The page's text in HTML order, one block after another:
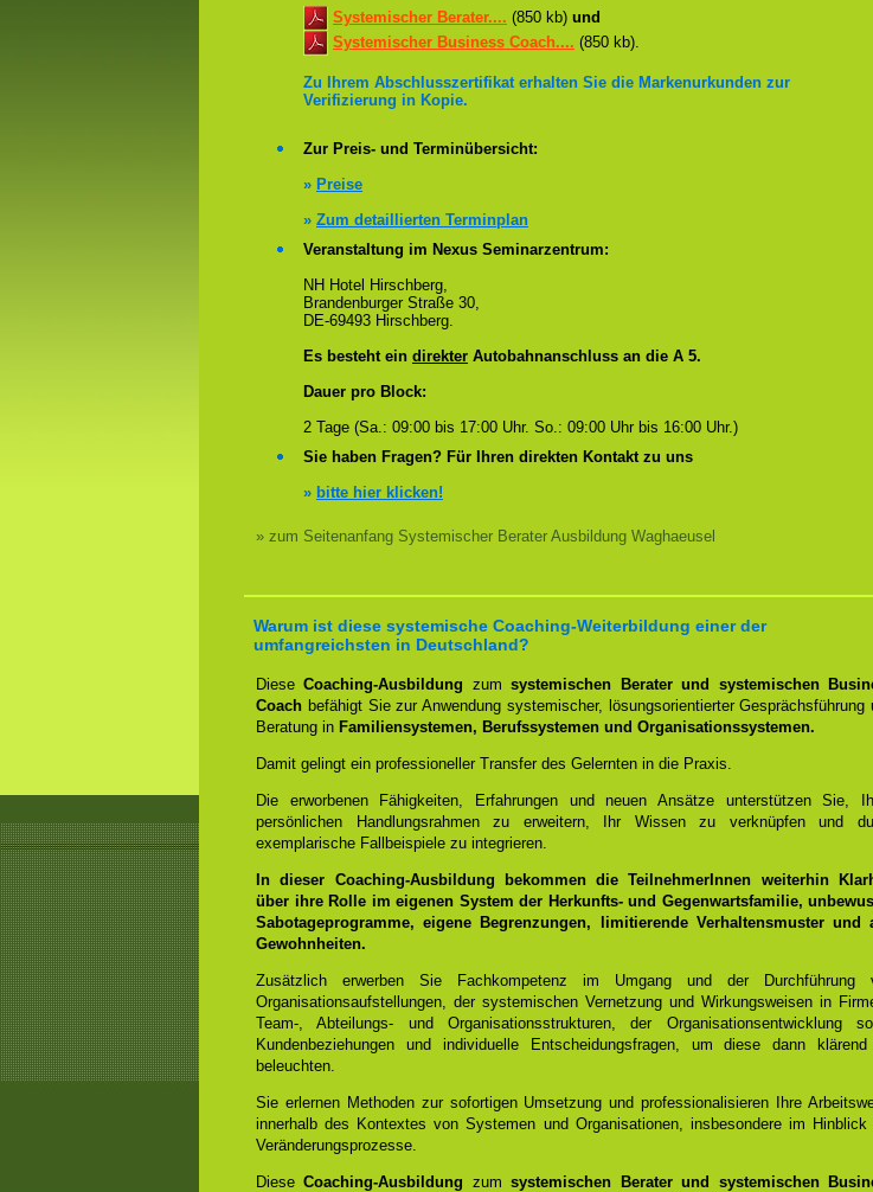
Systemischer Berater.... (850 kb) und
Systemischer Business Coach.... (850 kb).
Zu Ihrem Abschlusszertifikat erhalten Sie die Markenurkunden zur
Verifizierung in Kopie.
Zur Preis- und Terminübersicht:
» Preise
» Zum detaillierten Terminplan
Veranstaltung im Nexus Seminarzentrum:
NH Hotel Hirschberg,
Brandenburger Straße 30,
DE-69493 Hirschberg.
Es besteht ein direkter Autobahnanschluss an die A 5.
Dauer pro Block:
2 Tage (Sa.: 09:00 bis 17:00 Uhr. So.: 09:00 Uhr bis 16:00 Uhr.)
Sie haben Fragen? Für Ihren direkten Kontakt zu uns
» bitte hier klicken!
» zum Seitenanfang Systemischer Berater Ausbildung Waghaeusel
Warum ist diese systemische Coaching-Weiterbildung einer der
umfangreichsten in Deutschland?
DieseCoaching-Ausbildung zumsystemischen Berater und systemischen
Coach befähigt Sie zur Anwendung systemischer, lösungsorientierter Gesprächsführung
Beratung in Familiensystemen, Berufssystemen und Organisationssystemen.
Damit gelingt ein professioneller Transfer des Gelernten in die Praxis.
Die erworbenen Fähigkeiten, Erfahrungen und neuen Ansätze unterstützen Sie,
persönlichen Handlungsrahmen zu erweitern, Ihr Wissen zu verknüpfen und
exemplarische Fallbeispiele zu integrieren.
In dieser Coaching-Ausbildung bekommen die TeilnehmerInnen weiterhin
über ihre Rolle im eigenen System der Herkunfts- und Gegenwartsfamilie,
Sabotageprogramme, eigene Begrenzungen, limitierende Verhaltensmuster und
Gewohnheiten.
Zusätzlich erwerben Sie Fachkompetenz im Umgang und der Durchführung
Organisationsaufstellungen, der systemischen Vernetzung und Wirkungsweisen in
Team-, Abteilungs- und Organisationsstrukturen, der Organisationsentwicklung
Kundenbeziehungen und individuelle Entscheidungsfragen, um diese dann
beleuchten.
Sie erlernen Methoden zur sofortigen Umsetzung und professionalisieren Ihre
innerhalb des Kontextes von Systemen und Organisationen, insbesondere im Hinblick
Veränderungsprozesse.
DieseCoaching-Ausbildung zumsystemischen Berater und systemischen